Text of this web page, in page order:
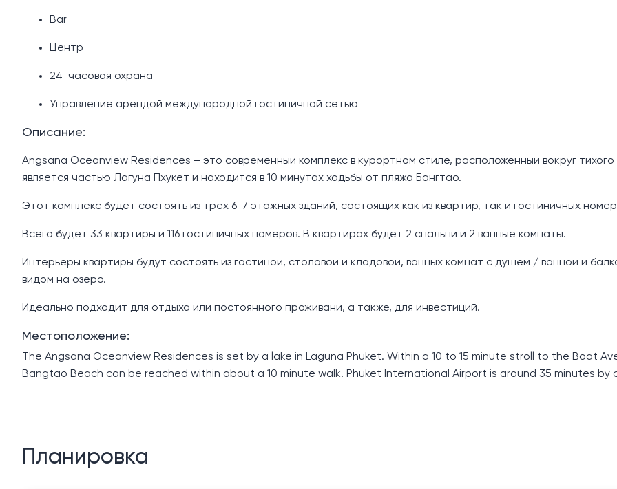
Bar
Центр
24-часовая охрана
Управление арендой международной гостиничной сетью
Описание:
Angsana Oceanview Residences – это современный комплекс в курортном стиле, расположенный вокруг
является частью Лагуна Пхукет и находится в 10 минутах ходьбы от пляжа Бангтао.
Этот комплекс будет состоять из трех 6-7 этажных зданий, состоящих как из квартир, так и гостиничных
Всего будет 33 квартиры и 116 гостиничных номеров. В квартирах будет 2 спальни и 2 ванные комнаты.
Интерьеры квартиры будут состоять из гостиной, столовой и кладовой, ванных комнат с душем / ванной и
видом на озеро.
Идеально подходит для отдыха или постоянного проживани, а также, для инвестиций.
Местоположение:
The Angsana Oceanview Residences is set by a lake in Laguna Phuket. Within a 10 to 15 minute stroll to the Boat
Bangtao Beach can be reached within about a 10 minute walk. Phuket International Airport is around 35 minutes by
Планировка